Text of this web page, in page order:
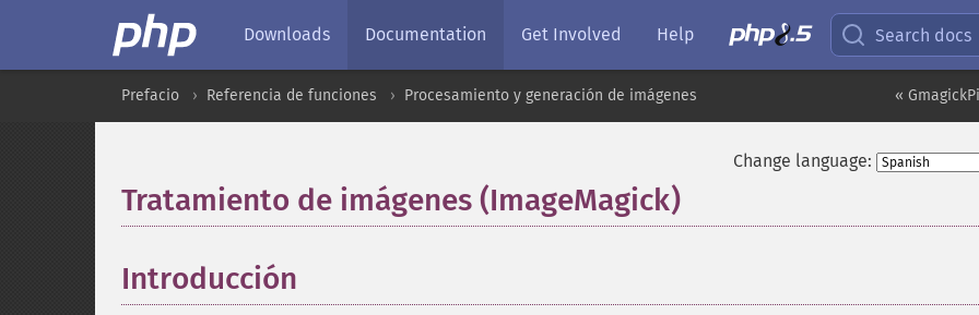
Downloads Documentation Get Involved Help Search docs
«
Prefacio Referencia de funciones Procesamiento y generación de imágenes
Change language:
Tratamiento de imágenes (ImageMagick)
Introducción